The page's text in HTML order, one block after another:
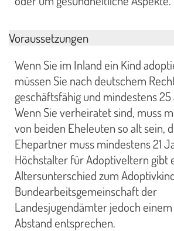
Voraussetzungen
Wenn Sie im Inland ein Kind
müssen Sie nach deutschem
geschäftsfähig und mindestens
Wenn Sie verheiratet sind, muss
von beiden Eheleuten so alt sein,
Ehepartner muss mindestens 21
Höchstalter für Adoptiveltern gibt
Altersunterschied zum
Bundearbeitsgemeinschaft der
Landesjugendämter jedoch
Abstand entsprechen.